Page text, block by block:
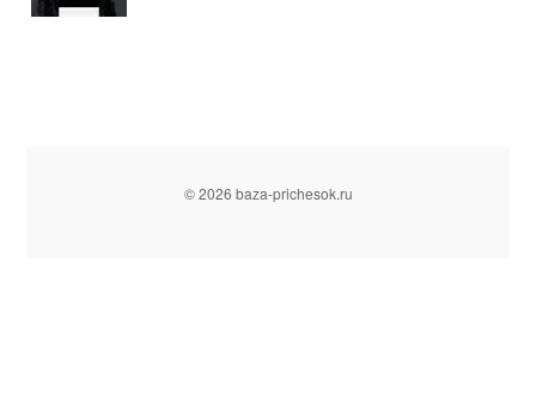
© 2026 baza-prichesok.ru